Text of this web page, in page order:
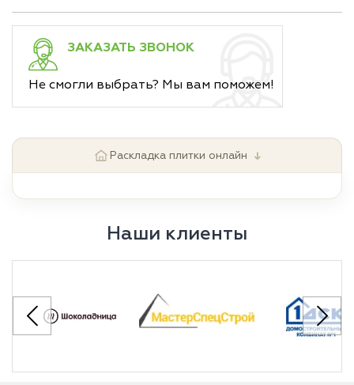
ЗАКАЗАТЬ ЗВОНОК
Не смогли выбрать? Мы вам поможем!
Раскладка плитки онлайн ↓
Наши клиенты